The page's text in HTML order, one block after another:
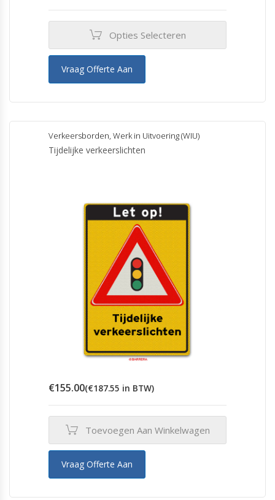
Opties Selecteren
Vraag Offerte Aan
Verkeersborden, Werk in Uitvoering (WIU)
Tijdelijke verkeerslichten
€155.00(€187.55 in BTW)
Toevoegen Aan Winkelwagen
Vraag Offerte Aan